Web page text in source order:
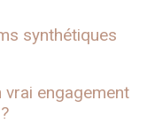
synthétiques
engagement